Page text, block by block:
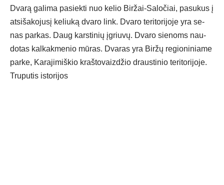
Dva­rą ga­li­ma pa­siek­ti nuo ke­lio Bir­žai-Sa­lo­čiai, pa­su­kus į
at­si­ša­ko­ju­sį ke­liu­ką dva­ro link. Dva­ro te­ri­to­ri­jo­je yra se­
nas par­kas. Daug kars­ti­nių įgriu­vų. Dva­ro sie­noms nau­
do­tas kal­kak­me­nio mū­ras. Dva­ras yra Bir­žų re­gio­ni­nia­me
par­ke, Ka­ra­ji­miš­kio kraš­to­vaiz­džio draus­ti­nio te­ri­to­ri­jo­je.
Tru­pu­tis is­to­ri­jos